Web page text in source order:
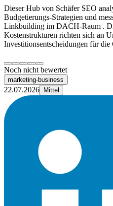
Dieser Hub von Schäfer SEO
Budgetierungs-Strategien und
Linkbuilding im DACH-Raum .
Kostenstrukturen richten sich an
Investitionsentscheidungen für
Noch nicht bewertet
marketing-business
22.07.2026 Mittel